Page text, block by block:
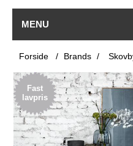
MENU
Forside / Brands /
Fast
lavpris